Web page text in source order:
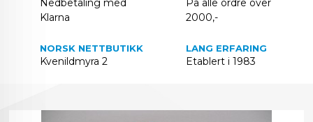
Nedbetaling med
Klarna
På alle ordre over
2000,-
NORSK NETTBUTIKK
Kvenildmyra 2
LANG ERFARING
Etablert i 1983